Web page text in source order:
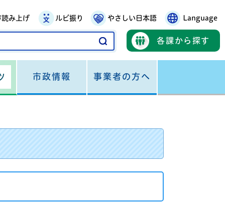
読み上げ ルビ振り やさしい日本語 Language
各課から探す
市政情報 事業者の方へ